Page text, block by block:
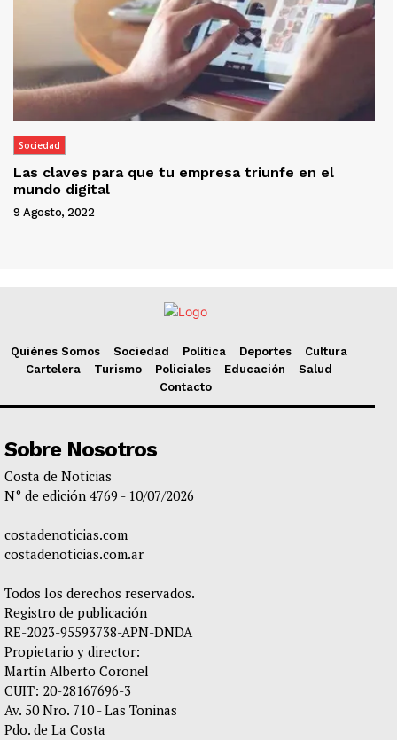
Sociedad
Las claves para que tu empresa triunfe en el
mundo digital
9 Agosto, 2022
Quiénes Somos Sociedad Política Deportes
Cultura
Cartelera
Turismo Policiales Educación
Salud
Contacto
Sobre Nosotros
Costa de Noticias
N° de edición 4769 - 10/07/2026
costadenoticias.com
costadenoticias.com.ar
Todos los derechos reservados.
Registro de publicación
RE-2023-95593738-APN-DNDA
Propietario y director:
Martín Alberto Coronel
CUIT: 20-28167696-3
Av. 50 Nro. 710 - Las Toninas
Pdo. de La Costa